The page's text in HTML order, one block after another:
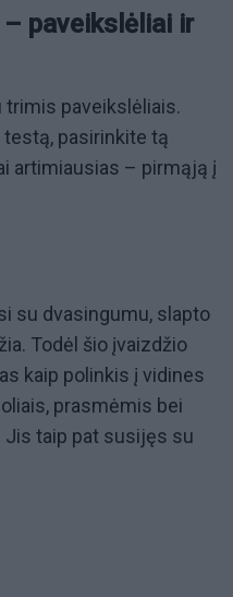
paveikslėliai ir
paveikslėliais.
pasirinkite tą
artimiausias – pirmąją į
su dvasingumu, slapto
Todėl šio įvaizdžio
kaip polinkis į vidines
prasmėmis bei
Jis taip pat susijęs su